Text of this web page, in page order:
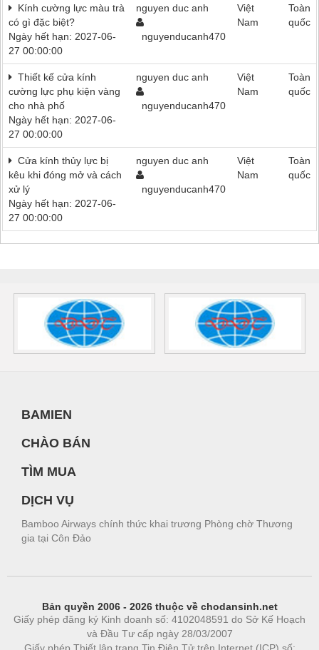
Kính cường lực màu trà
có gì đặc biệt?
Ngày hết hạn: 2027-06-
27 00:00:00
nguyen duc anh
nguyenducanh470
Việt
Nam
Toàn
quốc
Thiết kế cửa kính
cường lực phụ kiện vàng
cho nhà phố
Ngày hết hạn: 2027-06-
27 00:00:00
nguyen duc anh
nguyenducanh470
Việt
Nam
Toàn
quốc
Cửa kính thủy lực bị
kêu khi đóng mở và cách
xử lý
Ngày hết hạn: 2027-06-
27 00:00:00
nguyen duc anh
nguyenducanh470
Việt
Nam
Toàn
quốc
BAMIEN
CHÀO BÁN
TÌM MUA
DỊCH VỤ
Bamboo Airways chính thức khai trương Phòng chờ Thương
gia tại Côn Đảo
Bản quyền 2006 - 2026 thuộc về chodansinh.net
Giấy phép đăng ký Kinh doanh số: 4102048591 do Sở Kế Hoạch
và Đầu Tư cấp ngày 28/03/2007
Giấy phép Thiết lập trang Tin Điện Tử trên Internet (ICP) số: